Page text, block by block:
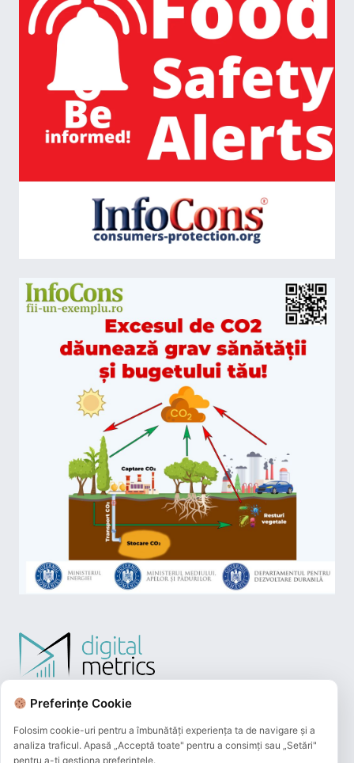
Preferințe Cookie
Folosim cookie-uri pentru a îmbunătăți experiența ta de navigare și a
analiza traficul. Apasă „Acceptă toate" pentru a consimți sau „Setări"
pentru a-ți gestiona preferințele.